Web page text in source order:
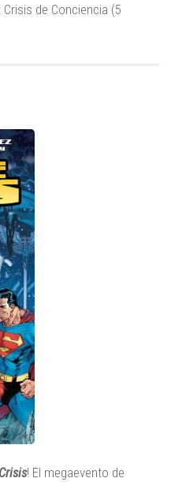
de Conciencia (5
! El megaevento de